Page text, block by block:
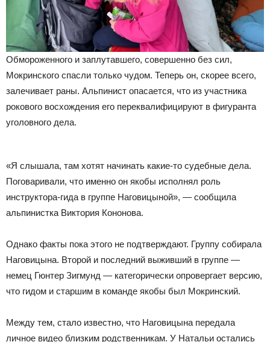
Обмороженного и заплутавшего, совершенно без сил,
Мокринского спасли только чудом. Теперь он, скорее всего,
залечивает раны. Альпинист опасается, что из участника
рокового восхождения его переквалифицируют в фигуранта
уголовного дела.
«Я слышала, там хотят начинать какие-то судебные дела.
Поговаривали, что именно он якобы исполнял роль
инструктора-гида в группе Наговицыной», — сообщила
альпинистка Виктория Кононова.
Однако факты пока этого не подтверждают. Группу собирала
Наговицына. Второй и последний выживший в группе —
немец Гюнтер Зигмунд — категорически опровергает версию,
что гидом и старшим в команде якобы был Мокринский.
Между тем, стало известно, что Наговицына передала
личное видео близким родственникам. У Натальи остались